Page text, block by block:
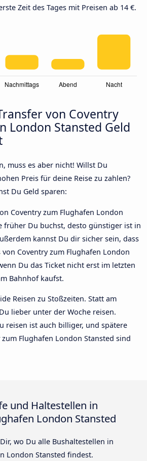
Zeit des Tages mit Preisen ab 14 €.
von Coventry
London Stansted Geld
muss es aber nicht! Willst Du
Preis für deine Reise zu zahlen?
Du Geld sparen:
Coventry zum Flughafen London
früher Du buchst, desto günstiger ist in
kannst Du dir sicher sein, dass
Coventry zum Flughafen London
Du das Ticket nicht erst im letzten
Bahnhof kaufst.
Reisen zu Stoßzeiten. Statt am
lieber unter der Woche reisen.
reisen ist auch billiger, und spätere
Flughafen London Stansted sind
und Haltestellen in
London Stansted
wo Du alle Bushaltestellen in
London Stansted findest.